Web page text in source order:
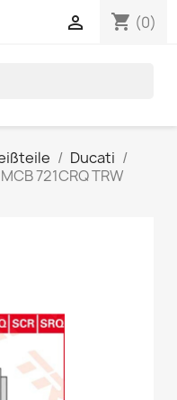
shopping_cart (0)

Ducati
721CRQ TRW